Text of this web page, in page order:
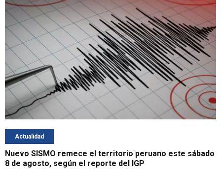
Actualidad
Nuevo SISMO remece el territorio peruano este sábado
8 de agosto, según el reporte del IGP